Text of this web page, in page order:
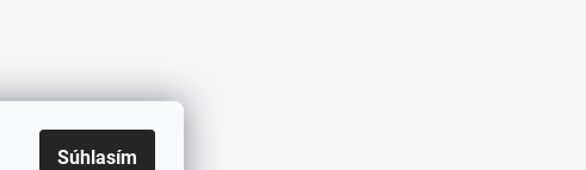
Súhlasím